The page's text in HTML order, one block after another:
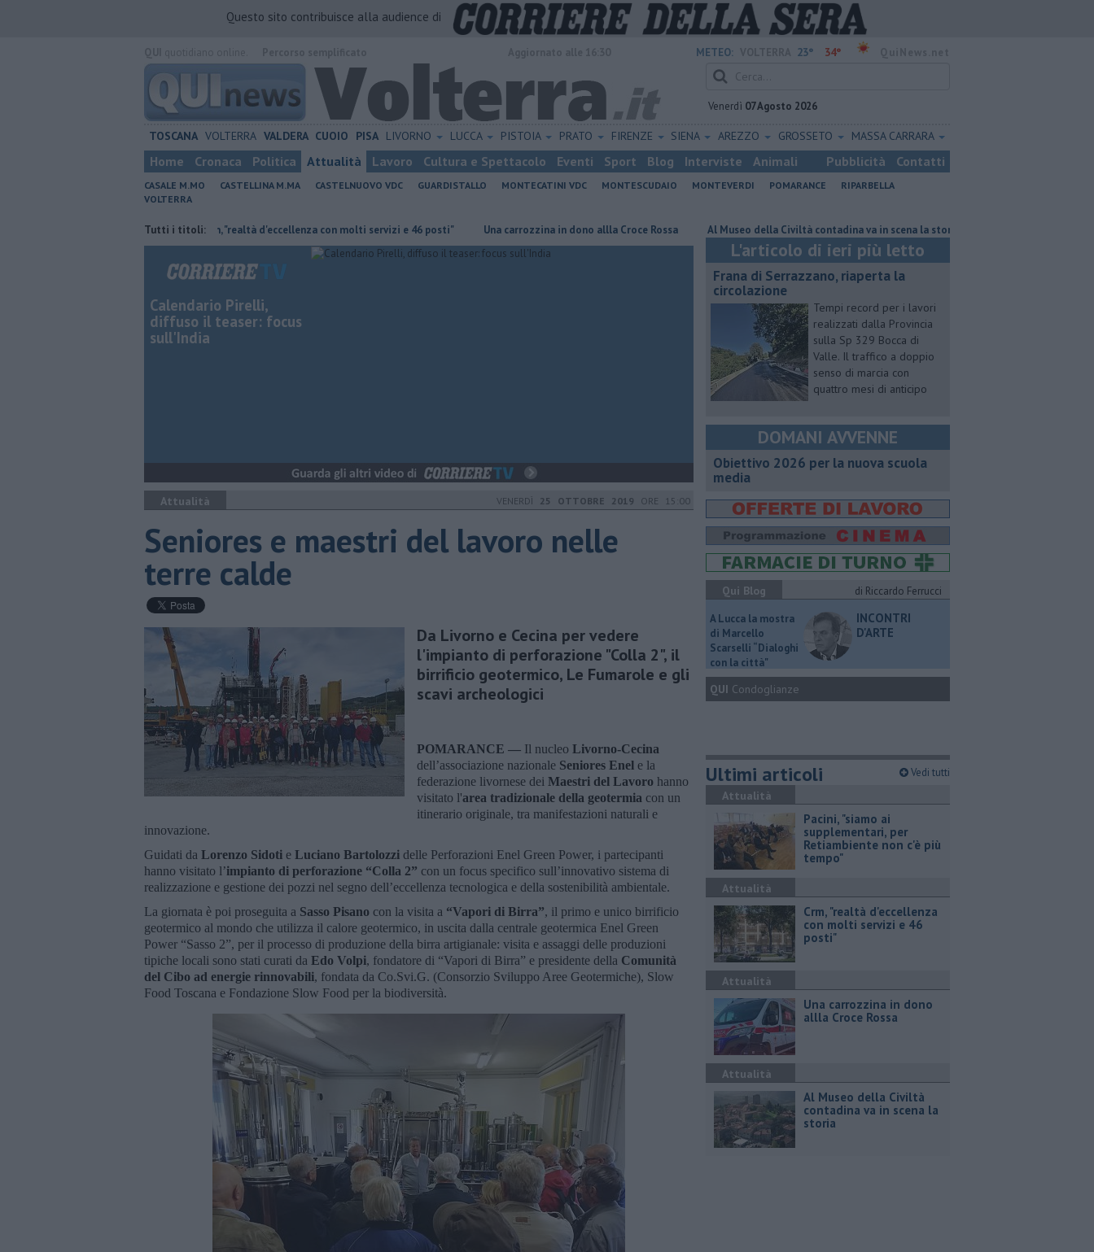
Questo sito contribuisce alla audience di
METEO: 23° 34°
Venerdì 07 Agosto 2026
TOSCANA VOLTERRA VALDERA CUOIO PISA LIVORNO LUCCA PISTOIA PRATO FIRENZE SIENA AREZZO GROSSETO MASSA CARRARA
Home Cronaca Politica Attualità Lavoro Cultura e Spettacolo Eventi Sport Blog Interviste Animali Pubblicità Contatti
CASALE M.MO CASTELLINA M.MA CASTELNUOVO VDC GUARDISTALLO MONTECATINI VDC MONTESCUDAIO MONTEVERDI POMARANCE
RIPARBELLA
VOLTERRA
Tutti i titoli:
Crm, "realtà d'eccellenza con molti servizi e 46 posti" Una carrozzina in dono allla Croce Rossa Al Museo della Civiltà contadina va in scena la storia Pacini, "siamo ai supplementari, per
Calendario Pirelli,
diffuso il teaser: focus
sull'India
Attualità VENERDÌ 25 OTTOBRE 2019 ORE 15:00
Seniores e maestri del lavoro nelle
terre calde
Da Livorno e Cecina per vedere
l'impianto di perforazione "Colla 2", il
birrificio geotermico, Le Fumarole e gli
scavi archeologici
POMARANCE — Il nucleo Livorno-Cecina
dell’associazione nazionale Seniores Enel e la
federazione livornese dei Maestri del Lavoro hanno
visitato l'area tradizionale della geotermia con un
itinerario originale, tra manifestazioni naturali e
innovazione.
Guidati da Lorenzo Sidoti e Luciano Bartolozzi delle Perforazioni Enel Green Power, i partecipanti
hanno visitato l’impianto di perforazione “Colla 2” con un focus specifico sull’innovativo sistema di
realizzazione e gestione dei pozzi nel segno dell’eccellenza tecnologica e della sostenibilità ambientale.
La giornata è poi proseguita a Sasso Pisano con la visita a “Vapori di Birra”, il primo e unico birrificio
geotermico al mondo che utilizza il calore geotermico, in uscita dalla centrale geotermica Enel Green
Power “Sasso 2”, per il processo di produzione della birra artigianale: visita e assaggi delle produzioni
tipiche locali sono stati curati da Edo Volpi, fondatore di “Vapori di Birra” e presidente della Comunità
del Cibo ad energie rinnovabili, fondata da Co.Svi.G. (Consorzio Sviluppo Aree Geotermiche), Slow
Food Toscana e Fondazione Slow Food per la biodiversità.
L'articolo di ieri più letto
Frana di Serrazzano, riaperta la
circolazione
Tempi record per i lavori
realizzati dalla Provincia
sulla Sp 329 Bocca di
Valle. Il traffico a doppio
senso di marcia con
quattro mesi di anticipo
DOMANI AVVENNE
Obiettivo 2026 per la nuova scuola
media
Qui Blog
di Riccardo Ferrucci
A Lucca la mostra
di Marcello
Scarselli “Dialoghi
con la città"
INCONTRI
D'ARTE
QUI Condoglianze
Ultimi articoli Vedi tutti
Attualità
Pacini, "siamo ai
supplementari, per
Retiambiente non c'è più
tempo"
Attualità
Crm, "realtà d'eccellenza
con molti servizi e 46
posti"
Attualità
Una carrozzina in dono
allla Croce Rossa
Attualità
Al Museo della Civiltà
contadina va in scena la
storia